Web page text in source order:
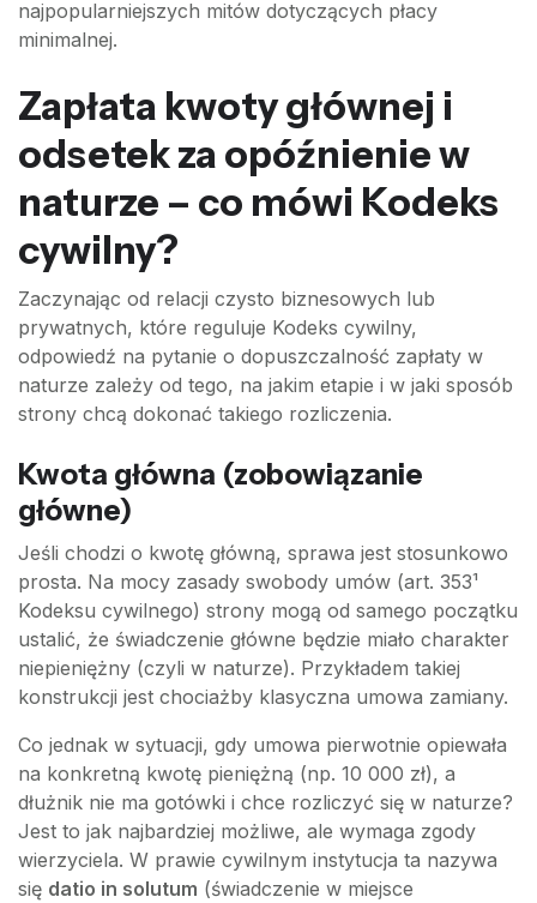
najpopularniejszych mitów dotyczących płacy
minimalnej.
Zapłata kwoty głównej i
odsetek za opóźnienie w
naturze – co mówi Kodeks
cywilny?
Zaczynając od relacji czysto biznesowych lub
prywatnych, które reguluje Kodeks cywilny,
odpowiedź na pytanie o dopuszczalność zapłaty w
naturze zależy od tego, na jakim etapie i w jaki sposób
strony chcą dokonać takiego rozliczenia.
Kwota główna (zobowiązanie
główne)
Jeśli chodzi o kwotę główną, sprawa jest stosunkowo
prosta. Na mocy zasady swobody umów (art. 353¹
Kodeksu cywilnego) strony mogą od samego początku
ustalić, że świadczenie główne będzie miało charakter
niepieniężny (czyli w naturze). Przykładem takiej
konstrukcji jest chociażby klasyczna umowa zamiany.
Co jednak w sytuacji, gdy umowa pierwotnie opiewała
na konkretną kwotę pieniężną (np. 10 000 zł), a
dłużnik nie ma gotówki i chce rozliczyć się w naturze?
Jest to jak najbardziej możliwe, ale wymaga zgody
wierzyciela. W prawie cywilnym instytucja ta nazywa
się datio in solutum (świadczenie w miejsce